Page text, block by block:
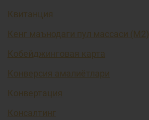
Квитанция
Кенг маънодаги пул массаси (М2)
Кобейджинговая карта
Конверсия амалиётлари
Конвертация
Консалтинг